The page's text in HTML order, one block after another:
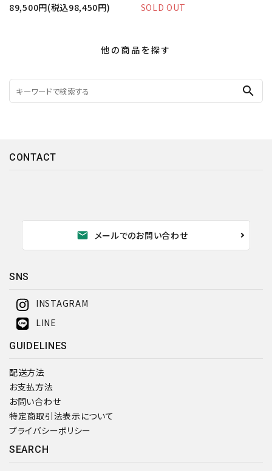
89,500円(税込98,450円)
SOLD OUT
他の商品を探す
search
CONTACT
mail メールでのお問い合わせ
SNS
INSTAGRAM
LINE
GUIDELINES
配送方法
お支払方法
お問い合わせ
特定商取引法表示について
プライバシーポリシー
SEARCH